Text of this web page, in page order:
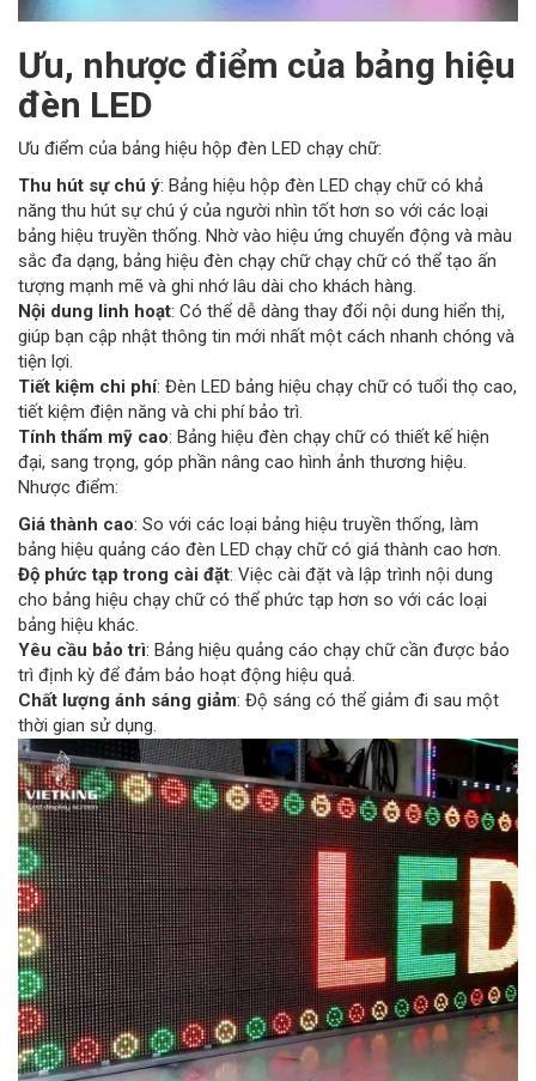
Ưu, nhược điểm của bảng hiệu
đèn LED
Ưu điểm của bảng hiệu hộp đèn LED chạy chữ:
Thu hút sự chú ý: Bảng hiệu hộp đèn LED chạy chữ có khả
năng thu hút sự chú ý của người nhìn tốt hơn so với các loại
bảng hiệu truyền thống. Nhờ vào hiệu ứng chuyển động và màu
sắc đa dạng, bảng hiệu đèn chạy chữ chạy chữ có thể tạo ấn
tượng mạnh mẽ và ghi nhớ lâu dài cho khách hàng.
Nội dung linh hoạt: Có thể dễ dàng thay đổi nội dung hiển thị,
giúp bạn cập nhật thông tin mới nhất một cách nhanh chóng và
tiện lợi.
Tiết kiệm chi phí: Đèn LED bảng hiệu chạy chữ có tuổi thọ cao,
tiết kiệm điện năng và chi phí bảo trì.
Tính thẩm mỹ cao: Bảng hiệu đèn chạy chữ có thiết kế hiện
đại, sang trọng, góp phần nâng cao hình ảnh thương hiệu.
Nhược điểm:
Giá thành cao: So với các loại bảng hiệu truyền thống, làm
bảng hiệu quảng cáo đèn LED chạy chữ có giá thành cao hơn.
Độ phức tạp trong cài đặt: Việc cài đặt và lập trình nội dung
cho bảng hiệu chạy chữ có thể phức tạp hơn so với các loại
bảng hiệu khác.
Yêu cầu bảo trì: Bảng hiệu quảng cáo chạy chữ cần được bảo
trì định kỳ để đảm bảo hoạt động hiệu quả.
Chất lượng ánh sáng giảm: Độ sáng có thể giảm đi sau một
thời gian sử dụng.